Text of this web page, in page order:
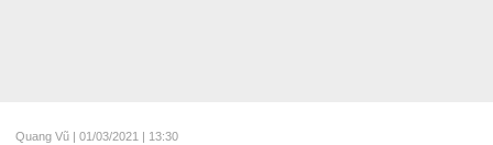
Quang Vũ | 01/03/2021 | 13:30